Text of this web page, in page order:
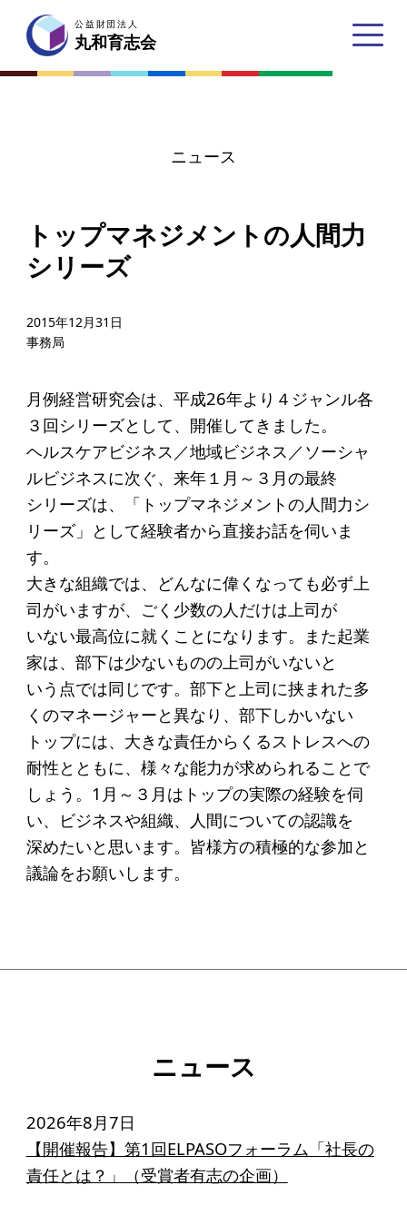
公益財団法人
丸和育志会
丸和育志会とは
理事長あいさつ
丸和育志会の目指す未来
学生のみなさんへ
起業を考えている
みなさんへ
応援したいみなさんへ
財団概要
理念
沿革
組織
事業内容
年間スケジュール
定款
個人情報保護方針
アクセス
給付型奨学金
ソーシャルビジネス支援
募集要項
ソーシャルビジネスとは
公益財団法人
丸和育志会
ニュース
トップマネジメントの人間力
シリーズ
2015年12月31日
事務局
月例経営研究会は、平成26年より４ジャンル各
３回シリーズとして、開催してきました。
ヘルスケアビジネス／地域ビジネス／ソーシャ
ルビジネスに次ぐ、来年１月～３月の最終
シリーズは、「トップマネジメントの人間力シ
リーズ」として経験者から直接お話を伺いま
す。
大きな組織では、どんなに偉くなっても必ず上
司がいますが、ごく少数の人だけは上司が
いない最高位に就くことになります。また起業
家は、部下は少ないものの上司がいないと
いう点では同じです。部下と上司に挟まれた多
くのマネージャーと異なり、部下しかいない
トップには、大きな責任からくるストレスへの
耐性とともに、様々な能力が求められることで
しょう。1月～３月はトップの実際の経験を伺
い、ビジネスや組織、人間についての認識を
深めたいと思います。皆様方の積極的な参加と
議論をお願いします。
ニュース
2026年8月7日
【開催報告】第1回ELPASOフォーラム「社長の
責任とは？」（受賞者有志の企画）